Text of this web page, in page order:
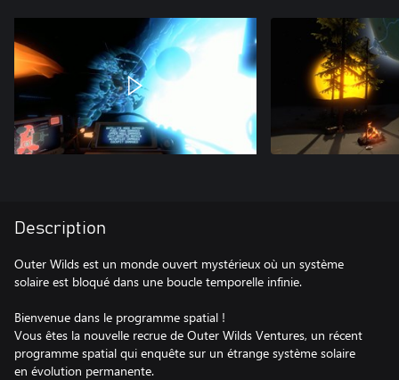
Description
Outer Wilds est un monde ouvert mystérieux où un système
solaire est bloqué dans une boucle temporelle infinie.
Bienvenue dans le programme spatial !
Vous êtes la nouvelle recrue de Outer Wilds Ventures, un récent
programme spatial qui enquête sur un étrange système solaire
en évolution permanente.